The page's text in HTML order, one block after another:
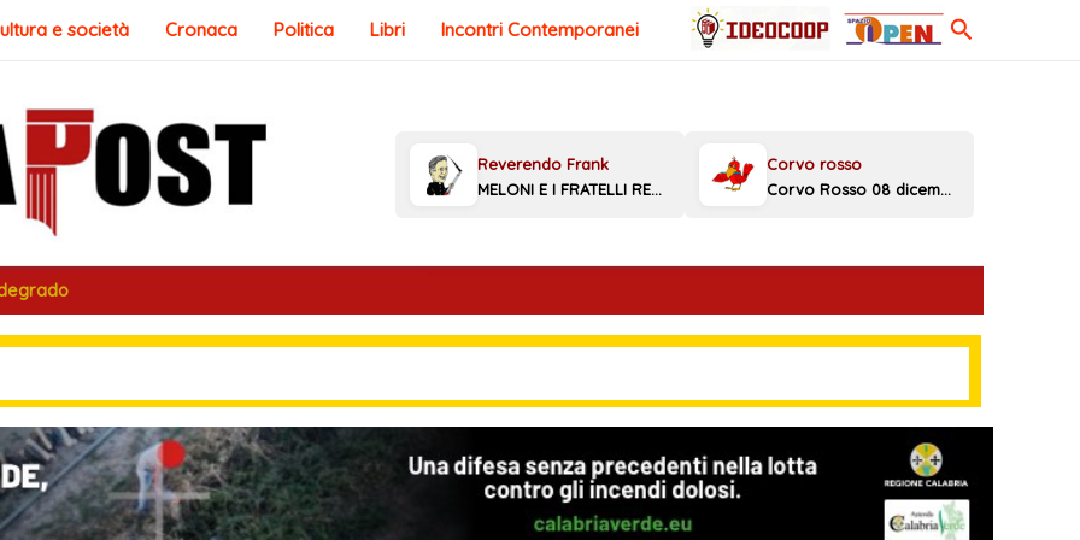
e società Cronaca Politica Libri Incontri Contemporanei Cerca
MELONI E I FRATELLI REGGINI Corvo Rosso 08 dicembre 2025